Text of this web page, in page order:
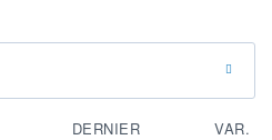
DERNIER
VAR.